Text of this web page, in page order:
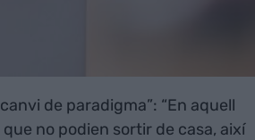
de paradigma”: “En aquell
no podien sortir de casa, així